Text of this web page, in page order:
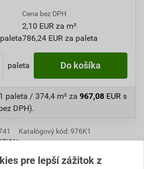
Cena bez DPH
2,10 EUR za m²
786,24 EUR za paleta
paleta Do košíka
1 paleta / 374,4 m² za 967,08 EUR s
DPH).
Katalógový kód: 976K1
pre lepší zážitok z